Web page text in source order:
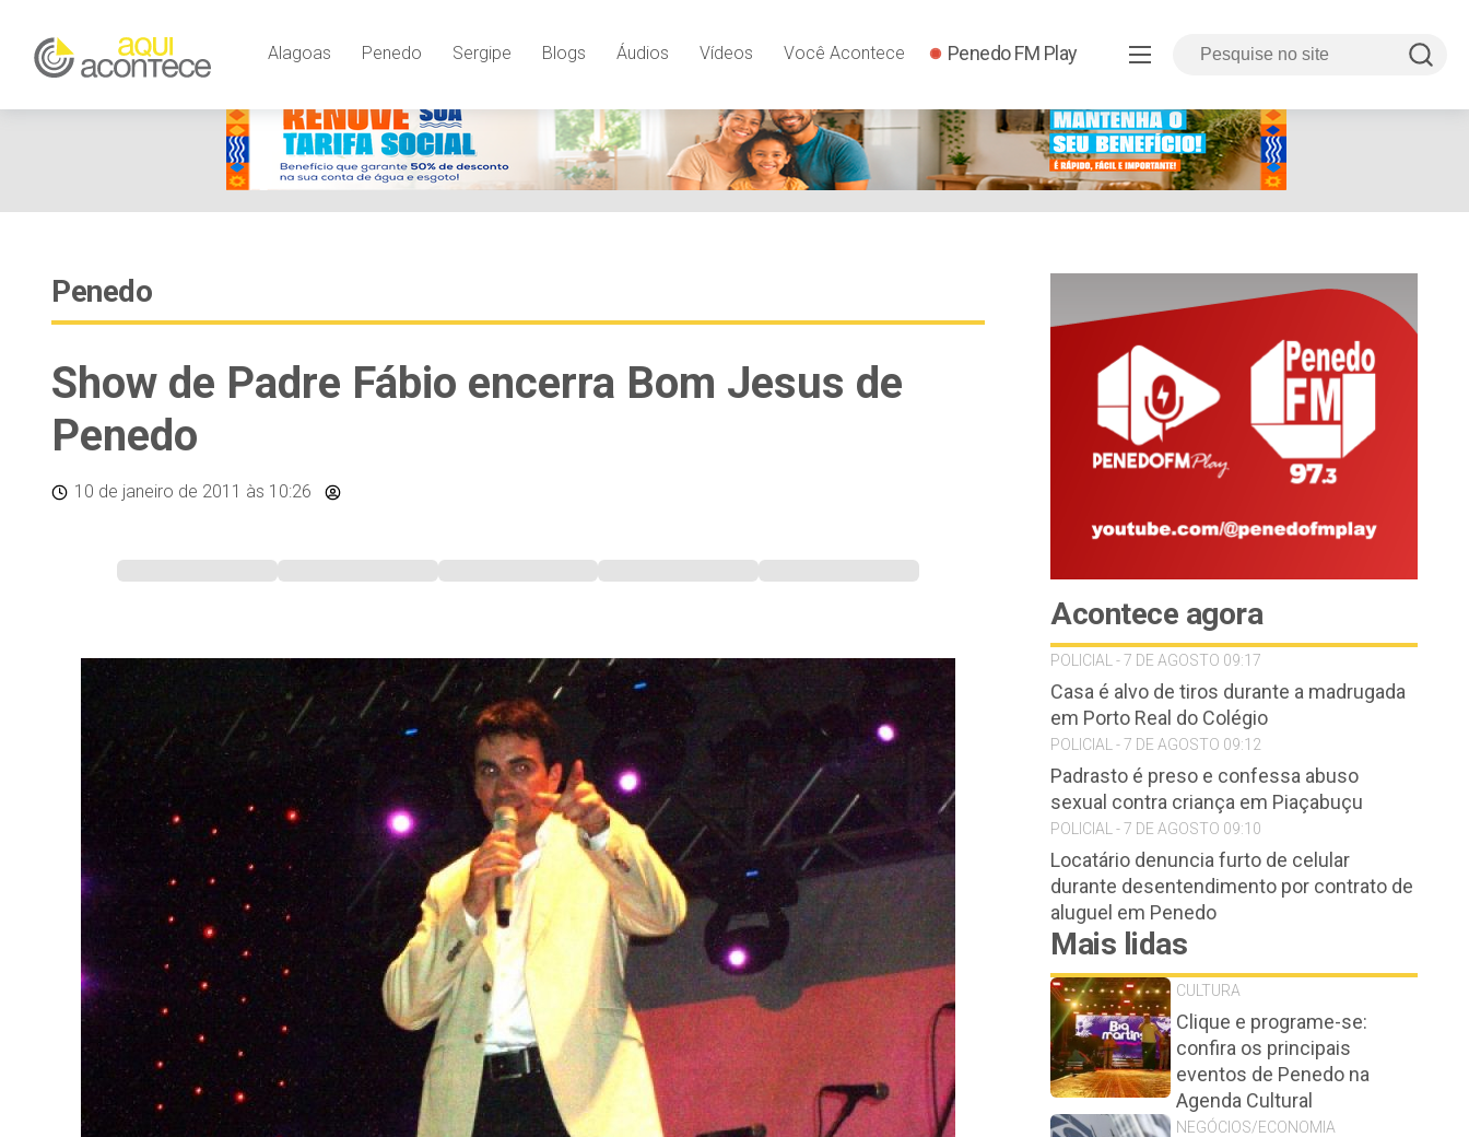
Alagoas Penedo Sergipe Blogs Áudios Vídeos Você Acontece Penedo FM Play
Penedo
Show de Padre Fábio encerra Bom Jesus de
Penedo
10 de janeiro de 2011 às 10:26
Acontece agora
POLICIAL - 7 DE AGOSTO 09:17
Casa é alvo de tiros durante a madrugada
em Porto Real do Colégio
POLICIAL - 7 DE AGOSTO 09:12
Padrasto é preso e confessa abuso
sexual contra criança em Piaçabuçu
POLICIAL - 7 DE AGOSTO 09:10
Locatário denuncia furto de celular
durante desentendimento por contrato de
aluguel em Penedo
Mais lidas
CULTURA
Clique e programe-se:
confira os principais
eventos de Penedo na
Agenda Cultural
NEGÓCIOS/ECONOMIA